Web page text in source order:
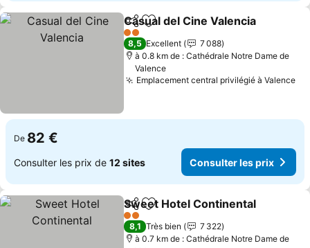
PartagerAjouter à mes favoris
Casual del Cine Valencia
2 Étoiles
8,5 Excellent
7 088
à 0.8 km de : Cathédrale Notre Dame de
Valence
Emplacement central privilégié à Valence
De 82 €
Consulter les prix de 12 sites Consulter les prix
PartagerAjouter à mes favoris
Sweet Hotel Continental
2 Étoiles
8,1 Très bien
7 322
à 0.7 km de : Cathédrale Notre Dame de